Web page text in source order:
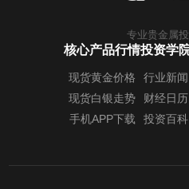
专业贵金属
核心产品行情
现货黄金价格
现货白银走势
手机APP下载
投资学
行业新闻
财经日历
投资百科